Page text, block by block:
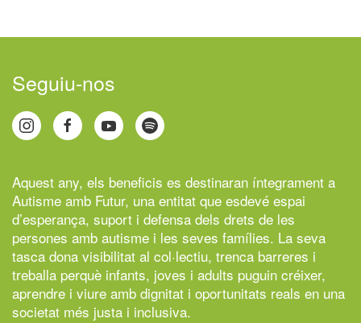
Seguiu-nos
Aquest any, els beneficis es destinaran íntegrament a
Autisme amb Futur, una entitat que esdevé espai
d’esperança, suport i defensa dels drets de les
persones amb autisme i les seves famílies. La seva
tasca dona visibilitat al col·lectiu, trenca barreres i
treballa perquè infants, joves i adults puguin créixer,
aprendre i viure amb dignitat i oportunitats reals en una
societat més justa i inclusiva.